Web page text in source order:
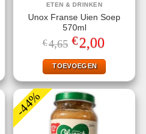
ETEN & DRINKEN
Unox Franse Uien Soep
570ml
€4,65 Oorspronkelijke
prijs
was:
€4,65.
€2,00
is:
€2,00.
TOEVOEGEN
-44%